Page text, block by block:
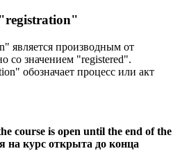
является производным от
со значением "registered".
обозначает процесс или акт
course is open until the end of the
на курс открыта до конца